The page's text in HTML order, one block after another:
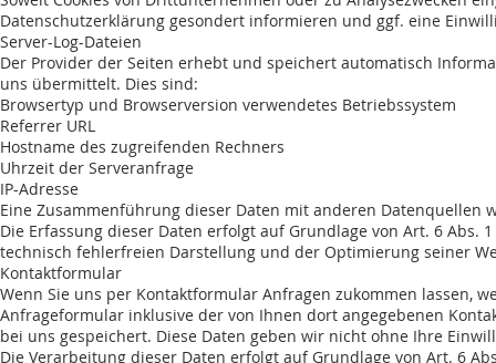
Datenschutzerklärung gesondert informieren und ggf. eine
Server-Log-Dateien
Der Provider der Seiten erhebt und speichert automatisch
uns übermittelt. Dies sind:
Browsertyp und Browserversion verwendetes Betriebssystem
Referrer URL
Hostname des zugreifenden Rechners
Uhrzeit der Serveranfrage
IP-Adresse
Eine Zusammenführung dieser Daten mit anderen Datenquellen
Die Erfassung dieser Daten erfolgt auf Grundlage von Art. 6 Abs.
technisch fehlerfreien Darstellung und der Optimierung seiner
Kontaktformular
Wenn Sie uns per Kontaktformular Anfragen zukommen lassen,
Anfrageformular inklusive der von Ihnen dort angegebenen
bei uns gespeichert. Diese Daten geben wir nicht ohne Ihre
Die Verarbeitung dieser Daten erfolgt auf Grundlage von Art. 6